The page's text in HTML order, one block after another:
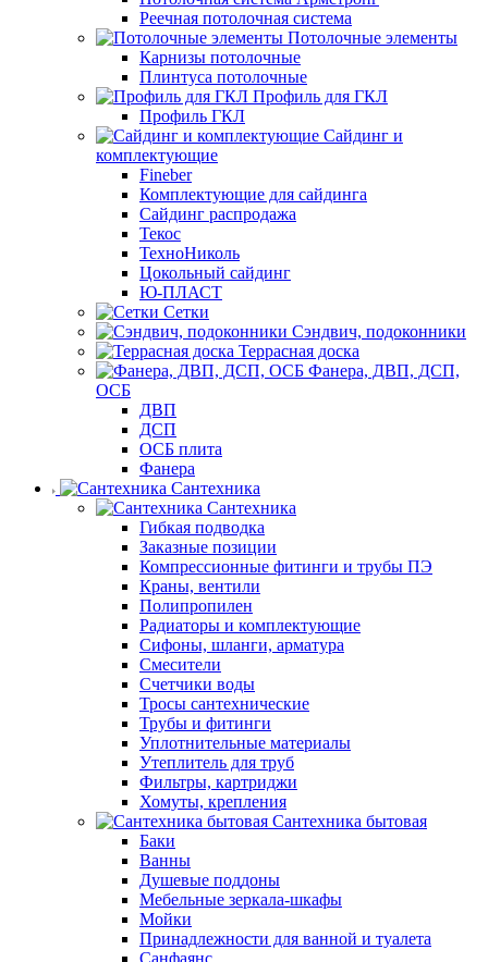
Реечная потолочная система
Потолочные элементы
Карнизы потолочные
Плинтуса потолочные
Профиль для ГКЛ
Профиль ГКЛ
Сайдинг и
комплектующие
Fineber
Комплектующие для сайдинга
Сайдинг распродажа
Текос
ТехноНиколь
Цокольный сайдинг
Ю-ПЛАСТ
Сетки
Сэндвич, подоконники
Террасная доска
Фанера, ДВП, ДСП,
ОСБ
ДВП
ДСП
ОСБ плита
Фанера
Сантехника
Сантехника
Гибкая подводка
Заказные позиции
Компрессионные фитинги и трубы ПЭ
Краны, вентили
Полипропилен
Радиаторы и комплектующие
Сифоны, шланги, арматура
Смесители
Счетчики воды
Тросы сантехнические
Трубы и фитинги
Уплотнительные материалы
Утеплитель для труб
Фильтры, картриджи
Хомуты, крепления
Сантехника бытовая
Баки
Ванны
Душевые поддоны
Мебельные зеркала-шкафы
Мойки
Принадлежности для ванной и туалета
Санфаянс